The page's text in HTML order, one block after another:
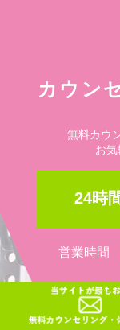
カウン
無料カウ
お気
24時
営業時間